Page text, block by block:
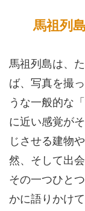
馬祖列
馬祖列島は、
ば、写真を撮
うな一般的な
に近い感覚が
じさせる建物
然、そして出
その一つひと
かに語りかけ